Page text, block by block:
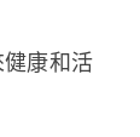
康和活